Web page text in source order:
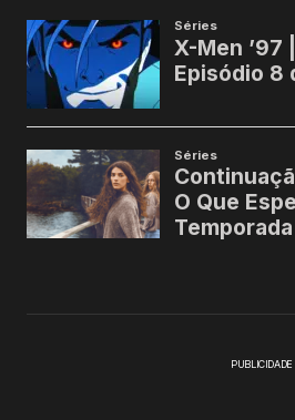
PUBLICIDADE